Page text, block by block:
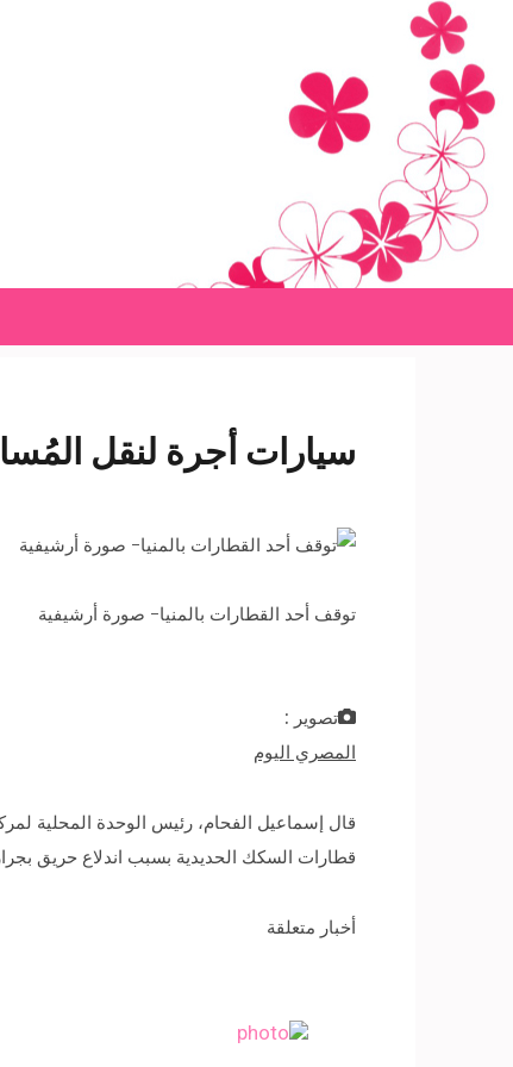
content
(Press
Enter)
سيارات أجرة لنقل
توقف أحد القطارات بالمنيا- صورة أرشيفية
تصوير :
المصري اليوم
قال إسماعيل الفحام، رئيس الوحدة المحلية
قطارات السكك الحديدية بسبب اندلاع حريق بجرار قطار ١٦٠ المتجه من القاهرة
أخبار متعلقة